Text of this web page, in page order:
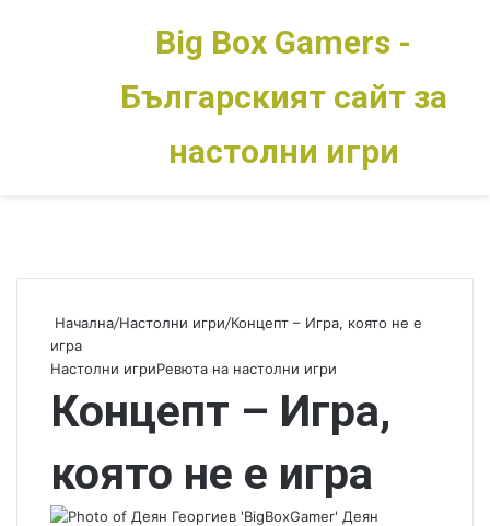
Switch skin
Big Box Gamers -
Българският сайт за
настолни игри
Начална/Настолни игри/Концепт – Игра, която не е
игра
Настолни игриРевюта на настолни игри
Концепт – Игра,
която не е игра
Деян